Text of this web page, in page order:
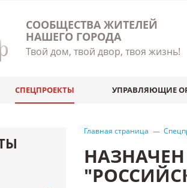
СООБЩЕСТВА ЖИТЕЛЕЙ
НАШЕГО ГОРОДА
Твой дом, твой двор, твоя жизнь!
СПЕЦПРОЕКТЫ УПРАВЛЯЮЩИЕ
Главная страница